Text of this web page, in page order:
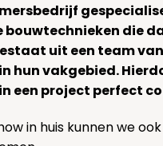
bouwtechnieken die
uit een team
hun vakgebied.
een project perfect
in huis kunnen we